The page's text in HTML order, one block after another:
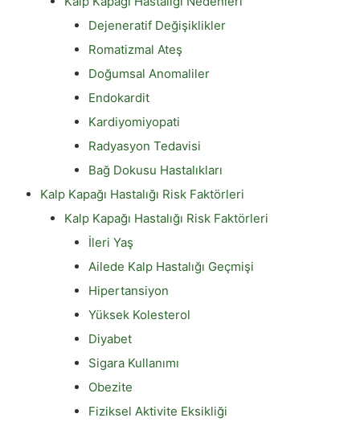
Dejeneratif Değişiklikler
Romatizmal Ateş
Doğumsal Anomaliler
Endokardit
Kardiyomiyopati
Radyasyon Tedavisi
Bağ Dokusu Hastalıkları
Kalp Kapağı Hastalığı Risk Faktörleri
Kalp Kapağı Hastalığı Risk Faktörleri
İleri Yaş
Ailede Kalp Hastalığı Geçmişi
Hipertansiyon
Yüksek Kolesterol
Diyabet
Sigara Kullanımı
Obezite
Fiziksel Aktivite Eksikliği